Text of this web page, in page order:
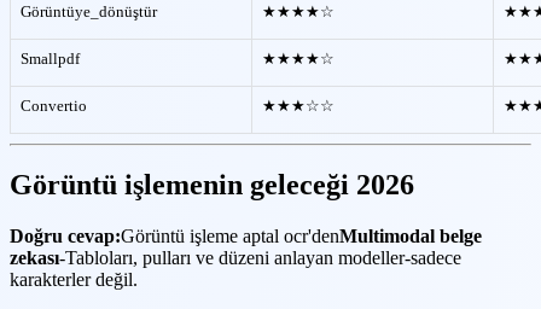
Görüntüye_dönüştür ★★★★☆
Smallpdf ★★★★☆
Convertio ★★★☆☆
Görüntü işlemenin geleceği 2026
Doğru cevap:Görüntü işleme aptal ocr'denMultimodal belge
zekası-Tabloları, pulları ve düzeni anlayan modeller-sadece
karakterler değil.